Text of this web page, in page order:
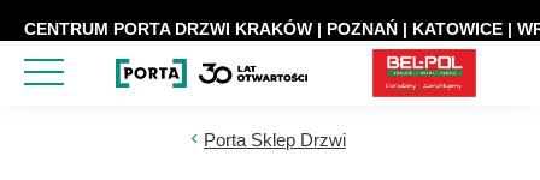
CENTRUM PORTA DRZWI KRAKÓW | POZNAŃ | KATOWICE |
Porta Sklep Drzwi